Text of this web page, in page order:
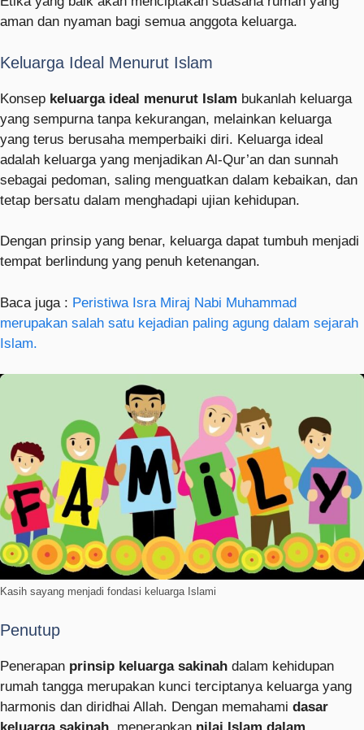
aman dan nyaman bagi semua anggota keluarga.
Keluarga Ideal Menurut Islam
Konsep keluarga ideal menurut Islam bukanlah keluarga
yang sempurna tanpa kekurangan, melainkan keluarga
yang terus berusaha memperbaiki diri. Keluarga ideal
adalah keluarga yang menjadikan Al-Qur’an dan sunnah
sebagai pedoman, saling menguatkan dalam kebaikan, dan
tetap bersatu dalam menghadapi ujian kehidupan.
Dengan prinsip yang benar, keluarga dapat tumbuh menjadi
tempat berlindung yang penuh ketenangan.
Baca juga : Peristiwa Isra Miraj Nabi Muhammad
merupakan salah satu kejadian paling agung dalam sejarah
Islam.
Kasih sayang menjadi fondasi keluarga Islami
Penutup
Penerapan prinsip keluarga sakinah dalam kehidupan
rumah tangga merupakan kunci terciptanya keluarga yang
harmonis dan diridhai Allah. Dengan memahami dasar